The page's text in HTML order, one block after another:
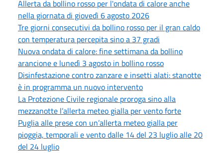
Allerta da bollino rosso per l'ondata di calore anche
nella giornata di giovedì 6 agosto 2026
Tre giorni consecutivi da bollino rosso per il gran caldo
con temperatura percepita sino a 37 gradi
Nuova ondata di calore: fine settimana da bollino
arancione e lunedì 3 agosto in bollino rosso
Disinfestazione contro zanzare e insetti alati: stanotte
è in programma un nuovo intervento
La Protezione Civile regionale proroga sino alla
mezzanotte l’allerta meteo gialla per vento forte
Puglia alle prese con un’allerta meteo gialla per
pioggia, temporali e vento dalle 14 del 23 luglio alle 20
del 24 luglio